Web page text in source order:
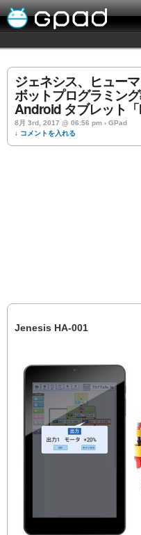
ジェネシス、ヒュー
ボットプログラミン
Android タブレット
8月 3rd, 2017 @ 06:56 pm › GPad
↓ コメントを入れる
Jenesis HA-001